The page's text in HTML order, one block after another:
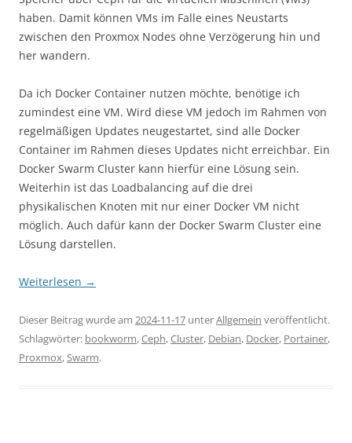
haben. Damit können VMs im Falle eines Neustarts
zwischen den Proxmox Nodes ohne Verzögerung hin und
her wandern.
Da ich Docker Container nutzen möchte, benötige ich
zumindest eine VM. Wird diese VM jedoch im Rahmen von
regelmäßigen Updates neugestartet, sind alle Docker
Container im Rahmen dieses Updates nicht erreichbar. Ein
Docker Swarm Cluster kann hierfür eine Lösung sein.
Weiterhin ist das Loadbalancing auf die drei
physikalischen Knoten mit nur einer Docker VM nicht
möglich. Auch dafür kann der Docker Swarm Cluster eine
Lösung darstellen.
Weiterlesen →
Dieser Beitrag wurde am 2024-11-17 unterAllgemein veröffentlicht.
Schlagwörter: bookworm,Ceph,Cluster, Debian, Docker, Portainer,
Proxmox,Swarm.